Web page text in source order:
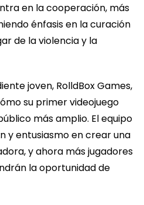
en la cooperación, más
énfasis en la curación
de la violencia y la
joven, RolldBox Games,
su primer videojuego
más amplio. El equipo
y entusiasmo en crear una
y ahora más jugadores
la oportunidad de